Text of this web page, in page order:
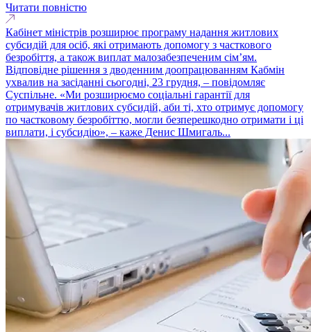
Читати повністю
Кабінет міністрів розширює програму надання житлових
субсидій для осіб, які отримають допомогу з часткового
безробіття, а також виплат малозабезпеченим сім’ям.
Відповідне рішення з дводенним доопрацюванням Кабмін
ухвалив на засіданні сьогодні, 23 грудня, – повідомляє
Суспільне. «Ми розширюємо соціальні гарантії для
отримувачів житлових субсидій, аби ті, хто отримує допомогу
по частковому безробіттю, могли безперешкодно отримати і ці
виплати, і субсидію», – каже Денис Шмигаль...